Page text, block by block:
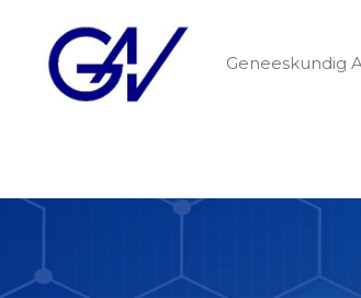
Geneeskundig